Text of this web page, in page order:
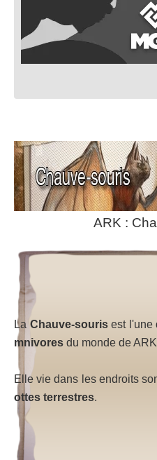
ARK :
La Chauve-sourisest l'une
mnivores du monde de
Elle vie dans les endroits
ottes terrestres.